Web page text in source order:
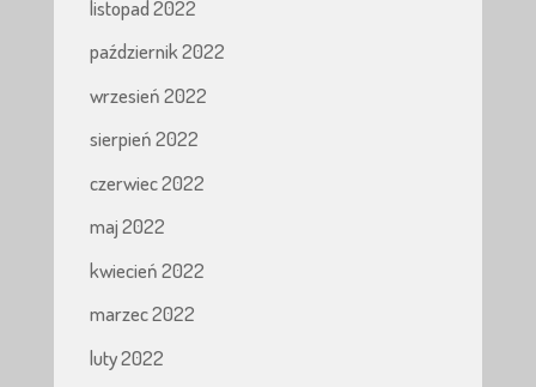
listopad 2022
październik 2022
wrzesień 2022
sierpień 2022
czerwiec 2022
maj 2022
kwiecień 2022
marzec 2022
luty 2022